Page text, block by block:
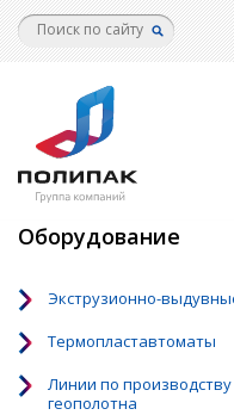
к
Оборудование
Экструзионно-
Термопластавтоматы
Линии по
геополотна